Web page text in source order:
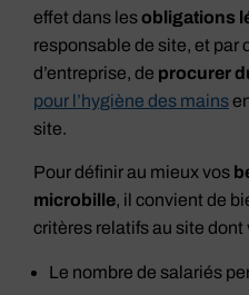
effet dans lesobligations
responsable de site, et par
d’entreprise, de procurer
pour l’hygiène des mains
site.
Pour définir au mieux vos
microbille, il convient de
critères relatifs au site dont
Le nombre de salariés